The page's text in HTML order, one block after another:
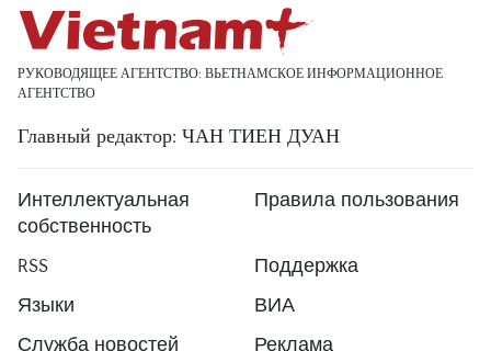
РУКОВОДЯЩЕЕ АГЕНТСТВО: ВЬЕТНАМСКОЕ ИНФОРМАЦИОННОЕ
АГЕНТСТВО
Главный редактор: ЧАН ТИЕН ДУАН
Интеллектуальная
собственность
Правила пользования
RSS
Поддержка
Языки
ВИА
Служба новостей
Реклама